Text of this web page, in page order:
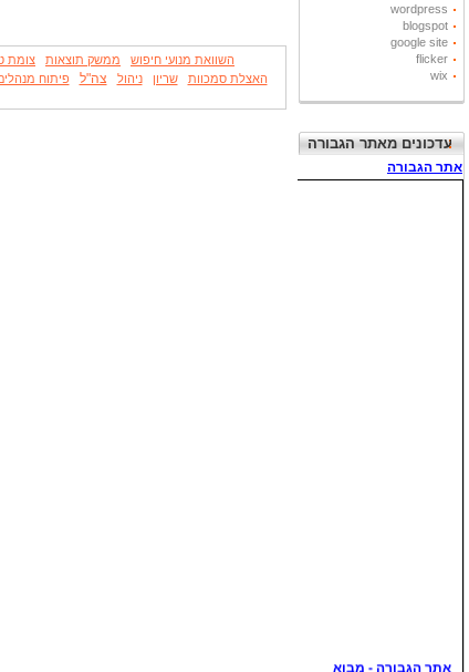
wordpress
blogspot
google site
flicker
wix
עדכונים מאתר הגבורה
השוואת מנועי חיפוש ממשק תוצאות צומת
האצלת סמכוות שריון ניהול צה"ל פיתוח